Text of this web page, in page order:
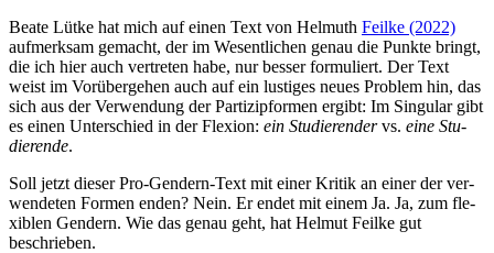
Bea­te Lüt­ke hat mich auf einen Text von Hel­muth Feil­ke (2022)
auf­merk­sam gemacht, der im Wesent­li­chen genau die Punk­te bringt,
die ich hier auch ver­tre­ten habe, nur bes­ser for­mu­liert. Der Text
weist im Vor­über­ge­hen auch auf ein lus­ti­ges neu­es Pro­blem hin, das
sich aus der Ver­wen­dung der Par­ti­zip­for­men ergibt: Im Sin­gu­lar gibt
es einen Unter­schied in der Fle­xi­on: ein Stu­die­ren­dervs. eine Stu­
die­ren­de.
Soll jetzt die­ser Pro-Gen­dern-Text mit einer Kri­tik an einer der ver­
wen­de­ten For­men enden? Nein. Er endet mit einem Ja. Ja, zum fle­
xi­blen Gen­dern. Wie das genau geht, hat Hel­mut Feil­ke gut
beschrieben.